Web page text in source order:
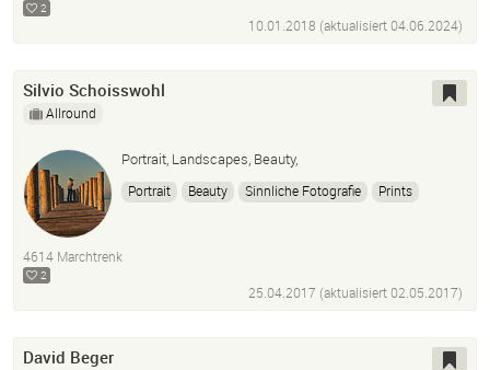
Fotografie für Barrierefreie Architektur
Tourismus
2
10.01.2018 (aktualisiert04.06.2024)
Silvio Schoisswohl
Allround
Portrait, Landscapes, Beauty,
Portrait Beauty Sinnliche Fotografie
Prints
4614 Marchtrenk
2
25.04.2017 (aktualisiert02.05.2017)
David Beger